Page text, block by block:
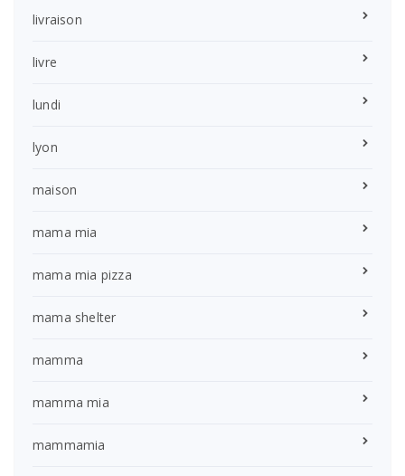
livraison
livre
lundi
lyon
maison
mama mia
mama mia pizza
mama shelter
mamma
mamma mia
mammamia